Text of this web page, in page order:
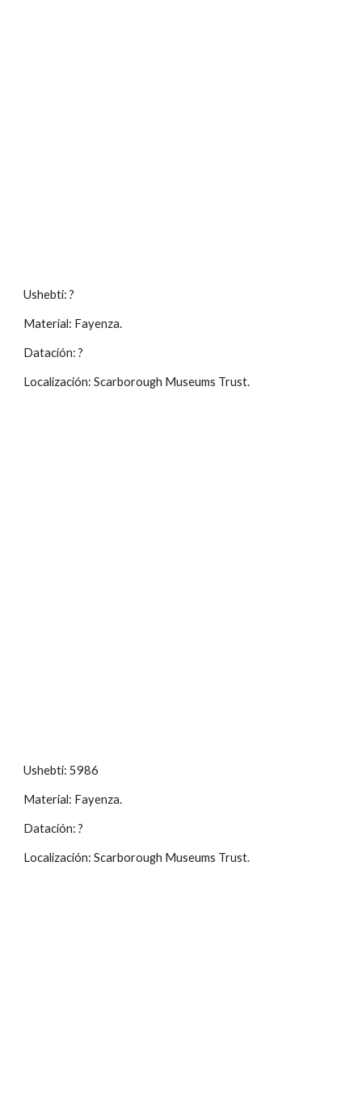
Ushebti: ?
Material: Fayenza.
Datación: ?
Localización: Scarborough Museums Trust.
Ushebti: 5986
Material: Fayenza.
Datación: ?
Localización: Scarborough Museums Trust.